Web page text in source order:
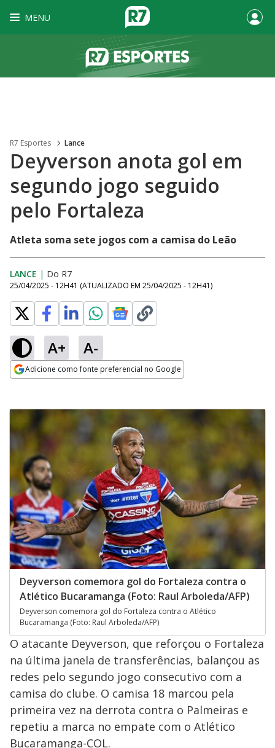
MENU
R7 Esportes Lance
Deyverson anota gol em
segundo jogo seguido
pelo Fortaleza
Atleta soma sete jogos com a camisa do Leão
LANCE | Do R7
25/04/2025 - 12H41 (ATUALIZADO EM 25/04/2025 - 12H41)
A+ A-
Adicione como fonte preferencial no Google
Deyverson comemora gol do Fortaleza contra o
Atlético Bucaramanga (Foto: Raul Arboleda/AFP)
Deyverson comemora gol do Fortaleza contra o Atlético
Bucaramanga (Foto: Raul Arboleda/AFP)
O atacante Deyverson, que reforçou o Fortaleza
na última janela de transferências, balançou as
redes pelo segundo jogo consecutivo com a
camisa do clube. O camisa 18 marcou pela
primeira vez na derrota contra o Palmeiras e
repetiu a marca no empate com o Atlético
Bucaramanga-COL.